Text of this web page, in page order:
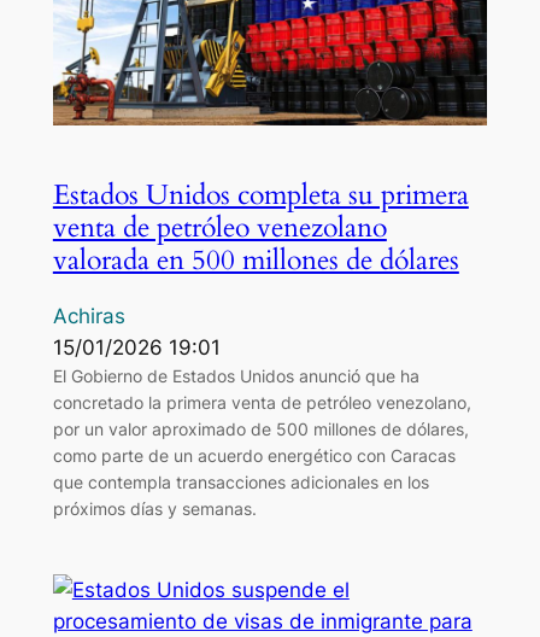
Estados Unidos completa su primera
venta de petróleo venezolano
valorada en 500 millones de dólares
Achiras
15/01/2026 19:01
El Gobierno de Estados Unidos anunció que ha
concretado la primera venta de petróleo venezolano,
por un valor aproximado de 500 millones de dólares,
como parte de un acuerdo energético con Caracas
que contempla transacciones adicionales en los
próximos días y semanas.